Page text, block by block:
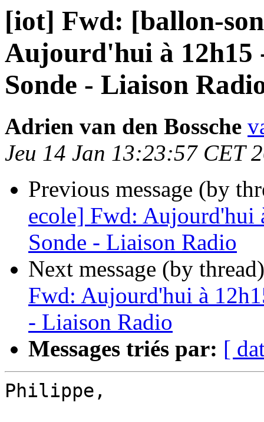
[iot] Fwd: [ballon-
Aujourd'hui à 12h15
Sonde - Liaison
Adrien van den Bossche
Jeu 14 Jan 13:23:57 CET
Previous message (by
ecole] Fwd: Aujourd'hui
Sonde - Liaison Radio
Next message (by
Fwd: Aujourd'hui à
- Liaison Radio
Messages triés par: [
Philippe,